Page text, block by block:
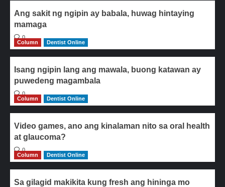
Ang sakit ng ngipin ay babala, huwag hintaying
mamaga
0
Column
Dentist Online
Isang ngipin lang ang mawala, buong katawan ay
puwedeng magambala
0
Column
Dentist Online
Video games, ano ang kinalaman nito sa oral health
at glaucoma?
0
Column
Dentist Online
Sa gilagid makikita kung fresh ang hininga mo